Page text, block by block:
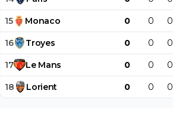
15 Monaco 0 0 0
16 Troyes 0 0 0
17 Le Mans 0 0 0
18 Lorient 0 0 0